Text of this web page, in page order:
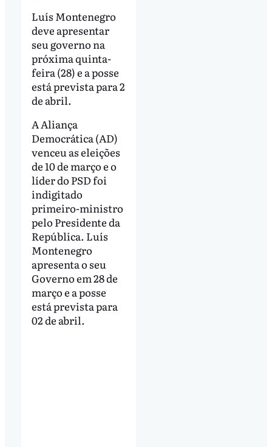
Luís Montenegro
deve apresentar
seu governo na
próxima quinta-
feira (28) e a posse
está prevista para 2
de abril.
A Aliança
Democrática (AD)
venceu as eleições
de 10 de março e o
líder do PSD foi
indigitado
primeiro-ministro
pelo Presidente da
República. Luís
Montenegro
apresenta o seu
Governo em 28 de
março e a posse
está prevista para
02 de abril.